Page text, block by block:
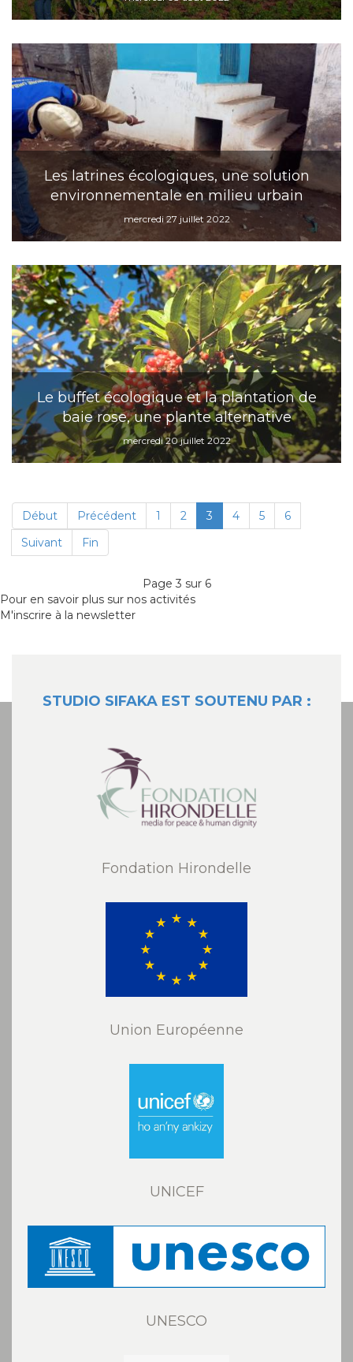
Les latrines écologiques, une solution
environnementale en milieu urbain
mercredi 27 juillet 2022
Le buffet écologique et la plantation de
baie rose, une plante alternative
mercredi 20 juillet 2022
Début Précédent 1 2 3 4 5
6
Suivant
Fin
Page 3 sur 6
Pour en savoir plus sur nos activités
M'inscrire à la newsletter
STUDIO SIFAKA EST SOUTENU PAR :
Fondation Hirondelle
Union Européenne
UNICEF
UNESCO